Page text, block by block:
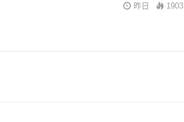
昨日 1903